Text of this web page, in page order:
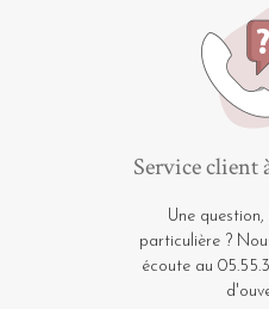
Service client
Une
particulière ?
écoute au